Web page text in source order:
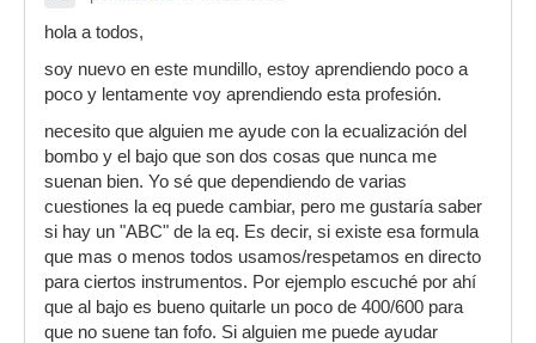
hola a todos,
soy nuevo en este mundillo, estoy aprendiendo poco a
poco y lentamente voy aprendiendo esta profesión.
necesito que alguien me ayude con la ecualización del
bombo y el bajo que son dos cosas que nunca me
suenan bien. Yo sé que dependiendo de varias
cuestiones la eq puede cambiar, pero me gustaría saber
si hay un "ABC" de la eq. Es decir, si existe esa formula
que mas o menos todos usamos/respetamos en directo
para ciertos instrumentos. Por ejemplo escuché por ahí
que al bajo es bueno quitarle un poco de 400/600 para
que no suene tan fofo. Si alguien me puede ayudar